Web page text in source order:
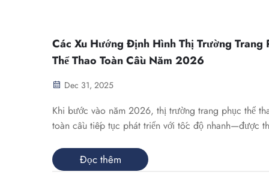
Các Xu Hướng Định Hình Thị Trường Trang
Thể Thao Toàn Cầu Năm 2026
Dec 31, 2025
Khi bước vào năm 2026, thị trường trang phục thể
toàn cầu tiếp tục phát triển với tốc độ nhanh—được
thay đổi của người tiêu dùng. Đối với các khách hàng
sỉ và chủ thương hiệu chuyên về trang phục hiệu suất
Đọc thêm